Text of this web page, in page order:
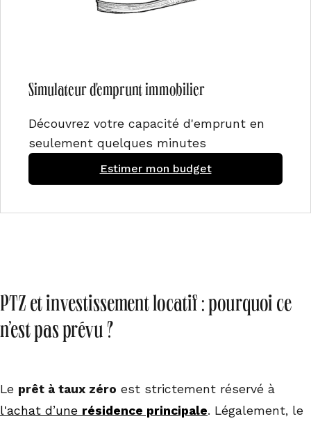
Simulateur d'emprunt immobilier
Découvrez votre capacité d'emprunt en
seulement quelques minutes
Estimer mon budget
PTZ et investissement locatif : pourquoi ce
n’est pas prévu ?
Le prêt à taux zéro est strictement réservé à
l'achat d’une résidence principale. Légalement, le